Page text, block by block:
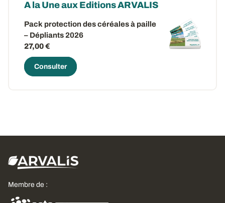
A la Une aux Editions ARVALIS
Pack protection des céréales à paille
– Dépliants 2026
27,00 €
Consulter
Membre de :